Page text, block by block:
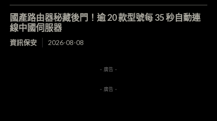
國產路由器秘藏後門！逾 20 款型號每 35 秒自動連
線中國伺服器
資訊保安 2026-08-08
- 廣告 -
- 廣告 -